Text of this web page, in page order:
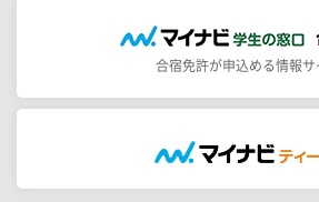
合宿免許が申込める情報サ